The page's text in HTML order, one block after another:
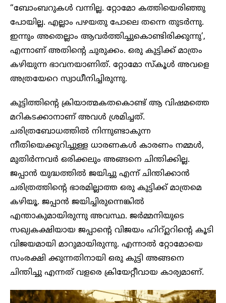
“ബോംബറുകൾ വന്നില്ല. റ്റോമോ കത്തിയെരിഞ്ഞു
പോയില്ല. എല്ലാം പഴയതു പോലെ തന്നെ തുടർന്നു.
ഇന്നും അതെല്ലാം ആവർത്തിച്ചുകൊണ്ടിരിക്കുന്നു’,
എന്നാണ് അതിന്റെ ചുരുക്കം. ഒരു കുട്ടിക്ക് മാത്രം
കഴിയുന്ന ഭാവനയാണിത്. റ്റോമോ സ്കൂൾ അവളെ
അത്രയേറെ സ്വാധീനിച്ചിരുന്നു.
കുട്ടിത്തിന്റെ ക്രിയാത്മകതകൊണ്ട് ആ വിഷമത്തെ
മറികടക്കാനാണ് അവൾ ശ്രമിച്ചത്.
ചരിത്രബോധത്തിൽ നിന്നുണ്ടാകുന്ന
നീതിയെക്കുറിച്ചുള്ള ധാരണകൾ കാരണം നമ്മൾ,
മുതിർന്നവർ ഒരിക്കലും അങ്ങനെ ചിന്തിക്കില്ല.
ജപ്പാൻ യുദ്ധത്തിൽ ജയിച്ചു എന്ന് ചിന്തിക്കാൻ
ചരിത്രത്തിന്റെ ഭാരമില്ലാത്ത ഒരു കുട്ടിക്ക് മാത്രമെ
കഴിയൂ. ജപ്പാൻ ജയിച്ചിരുന്നെങ്കിൽ
എന്താകുമായിരുന്നു അവസ്ഥ. ജർമ്മനിയുടെ
സഖ്യകക്ഷിയായ ജപ്പാന്റെ വിജയം ഹിറ്റ്ലറിന്റെ കൂടി
വിജയമായി മാറുമായിരുന്നു. എന്നാൽ റ്റോമോയെ
സംരക്ഷി ക്കുന്നതിനായി ഒരു കുട്ടി അങ്ങനെ
ചിന്തിച്ചു എന്നത് വളരെ ക്രിയേറ്റീവായ കാര്യമാണ്.